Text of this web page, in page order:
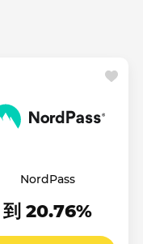
NordPass
到 20.76%